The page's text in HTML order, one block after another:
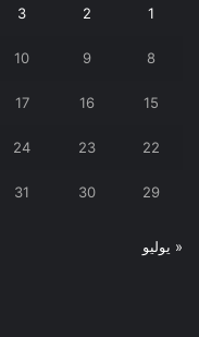
1
2
3
8
9
10
15
16
17
22
23
24
29
30
31
« يوليو